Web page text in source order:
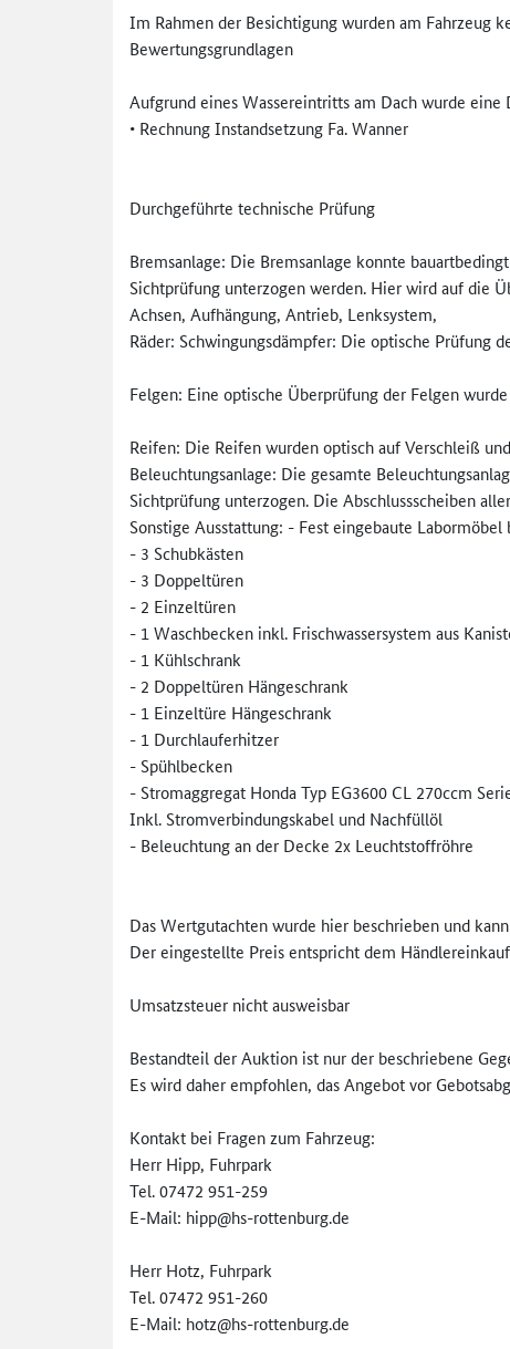
Im Rahmen der Besichtigung wurden am Fahrzeug
Bewertungsgrundlagen
Aufgrund eines Wassereintritts am Dach wurde eine
• Rechnung Instandsetzung Fa. Wanner
Durchgeführte technische Prüfung
Bremsanlage: Die Bremsanlage konnte
Sichtprüfung unterzogen werden. Hier wird auf die
Achsen, Aufhängung, Antrieb, Lenksystem,
Räder: Schwingungsdämpfer: Die optische Prüfung
Felgen: Eine optische Überprüfung der Felgen
Reifen: Die Reifen wurden optisch auf Verschleiß
Beleuchtungsanlage: Die gesamte
Sichtprüfung unterzogen. Die Abschlussscheiben
Sonstige Ausstattung: - Fest eingebaute Labormöbel
- 3 Schubkästen
- 3 Doppeltüren
- 2 Einzeltüren
- 1 Waschbecken inkl. Frischwassersystem aus
- 1 Kühlschrank
- 2 Doppeltüren Hängeschrank
- 1 Einzeltüre Hängeschrank
- 1 Durchlauferhitzer
- Spühlbecken
- Stromaggregat Honda Typ EG3600 CL 270ccm
Inkl. Stromverbindungskabel und Nachfüllöl
- Beleuchtung an der Decke 2x Leuchtstoffröhre
Das Wertgutachten wurde hier beschrieben und
Der eingestellte Preis entspricht dem
Umsatzsteuer nicht ausweisbar
Bestandteil der Auktion ist nur der beschriebene
Es wird daher empfohlen, das Angebot vor
Kontakt bei Fragen zum Fahrzeug:
Herr Hipp, Fuhrpark
Tel. 07472 951-259
E-Mail: hipp@hs-rottenburg.de
Herr Hotz, Fuhrpark
Tel. 07472 951-260
E-Mail: hotz@hs-rottenburg.de